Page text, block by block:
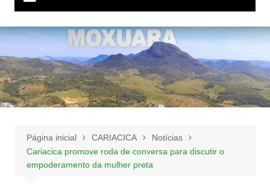
Página inicial CARIACICA
Notícias
Cariacica promove roda de conversa para discutir o
empoderamento da mulher preta